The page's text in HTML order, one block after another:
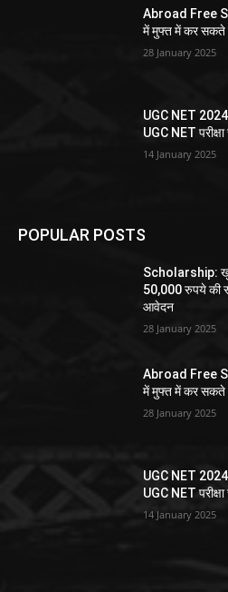
Abroad Free
में मुफ्त में कर सकते
28 January 2025
UGC NET
UGC NET
14 January 2025
POPULAR POSTS
Scholarship:
50,000 रुपये की
आवेदन
28 January 2025
Abroad Free
में मुफ्त में कर सकते
28 January 2025
UGC NET
UGC NET
14 January 2025